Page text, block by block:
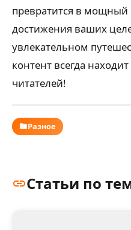
превратится в мощный
достижения ваших
увлекательном
контент всегда
читателей!
Разное
Статьи по